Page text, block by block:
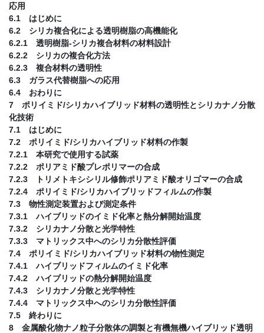
応用
6.1 はじめに
6.2 シリカ複合化による透明樹脂の高機能化
6.2.1 透明樹脂-シリカ複合材料の材料設計
6.2.2 シリカの複合化方法
6.2.3 複合材料の透明性
6.3 ガラス代替樹脂への応用
6.4 おわりに
7 ポリイミド/シリカハイブリッド材料の透明性とシリカナノ分散
化技術
7.1 はじめに
7.2 ポリイミド/シリカハイブリッド材料の作製
7.2.1 本研究で使用する試薬
7.2.2 ポリアミド酸プレポリマーの合成
7.2.3 トリメトキシシリル修飾ポリアミド酸オリゴマーの合成
7.2.4 ポリイミド/シリカハイブリッドフィルムの作製
7.3 物性測定装置および測定条件
7.3.1 ハイブリッドのイミド化率と熱分解開始温度
7.3.2 シリカナノ分散と光学特性
7.3.3 マトリックス中へのシリカ分散性評価
7.4 ポリイミド/シリカハイブリッド材料の物性測定
7.4.1 ハイブリッドフィルムのイミド化率
7.4.2 ハイブリッドの熱分解開始温度
7.4.3 シリカナノ分散と光学特性
7.4.4 マトリックス中へのシリカ分散性評価
7.5 終わりに
8 金属酸化物ナノ粒子分散体の調製と有機無機ハイブリッド透明